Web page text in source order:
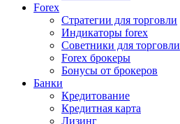
Forex
Стратегии для торговли
Индикаторы forex
Советники для торговли
Forex брокеры
Бонусы от брокеров
Банки
Кредитование
Кредитная карта
Лизинг